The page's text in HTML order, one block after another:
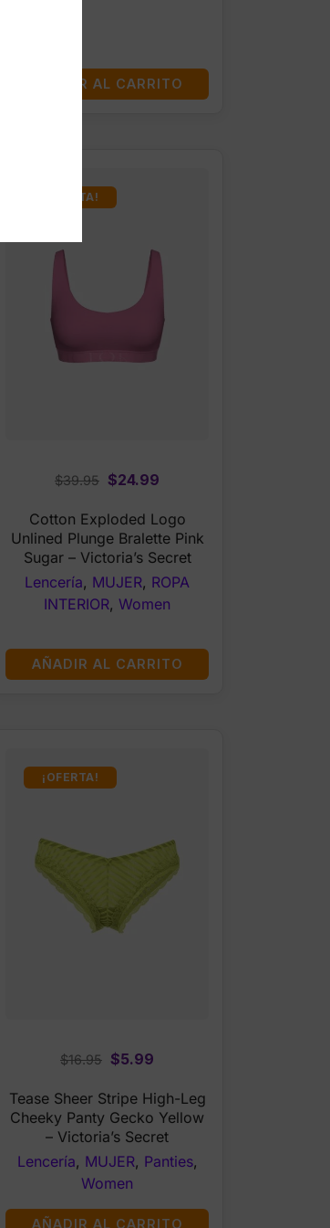
AÑADIR AL CARRITO
¡OFERTA!
$39.95 Original
was:
$39.95.
$24.99
is:
$24.99.
Cotton Exploded Logo
Unlined Plunge Bralette Pink
Sugar – Victoria’s Secret
Lencería, MUJER, ROPA
INTERIOR, Women
AÑADIR AL CARRITO
¡OFERTA!
$16.95 Original
was:
$16.95.
$5.99
is:
$5.99.
Tease Sheer Stripe High-Leg
Cheeky Panty Gecko Yellow
– Victoria’s Secret
Lencería, MUJER, Panties,
Women
AÑADIR AL CARRITO